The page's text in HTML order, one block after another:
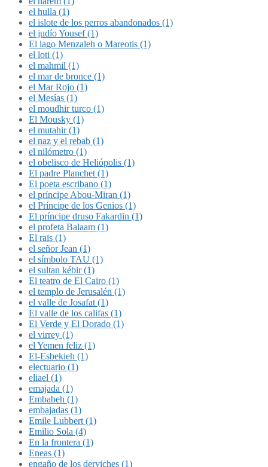
el hulla (1)
el islote de los perros abandonados (1)
el judío Yousef (1)
El lago Menzaleh o Mareotis (1)
el loti (1)
el mahmil (1)
el mar de bronce (1)
el Mar Rojo (1)
el Mesías (1)
el moudhir turco (1)
El Mousky (1)
el mutahir (1)
el naz y el rebab (1)
el nilómetro (1)
el obelisco de Heliópolis (1)
El padre Planchet (1)
El poeta escribano (1)
el príncipe Abou-Miran (1)
el Príncipe de los Genios (1)
El príncipe druso Fakardin (1)
el profeta Balaam (1)
El raïs (1)
el señor Jean (1)
el símbolo TAU (1)
el sultan kébir (1)
El teatro de El Cairo (1)
el templo de Jerusalén (1)
el valle de Josafat (1)
El valle de los califas (1)
El Verde y El Dorado (1)
el virrey (1)
el Yemen feliz (1)
El-Esbekieh (1)
electuario (1)
eliael (1)
emajada (1)
Embabeh (1)
embajadas (1)
Emile Lubbert (1)
Emilio Sola (4)
En la frontera (1)
Eneas (1)
engaño de los derviches (1)